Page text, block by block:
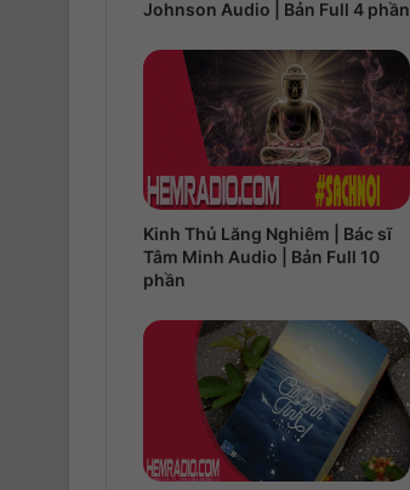
Johnson Audio | Bản Full 4 phần
Kinh Thủ Lăng Nghiêm | Bác sĩ
Tâm Minh Audio | Bản Full 10
phần